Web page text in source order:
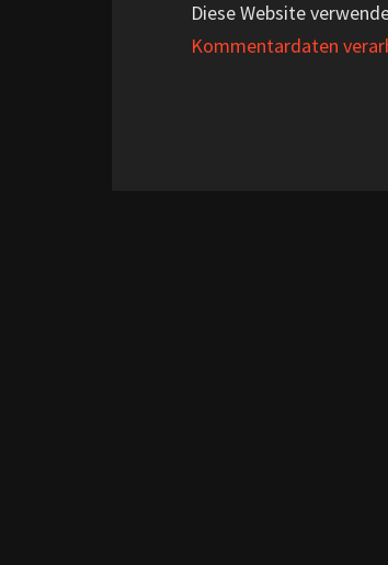
Diese Website
Kommentardaten